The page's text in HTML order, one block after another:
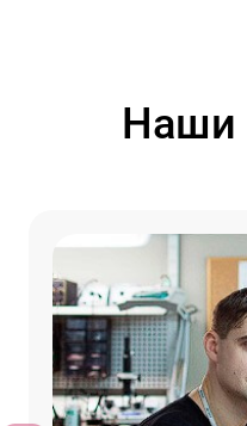
Наши